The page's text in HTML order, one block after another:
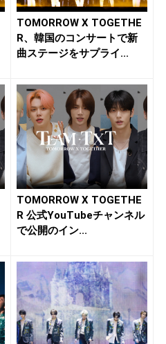
TOMORROW X TOGETHE
R、韓国のコンサートで新
曲ステージをサプライ...
TOMORROW X TOGETHE
R 公式YouTubeチャンネル
で公開のイン...